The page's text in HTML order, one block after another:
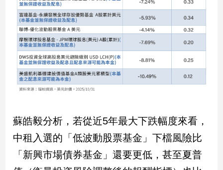
區
南
台
灣
觀
南
台
灣
點
蘇皓毅分析，若從近5年最大下跌幅度來看，
中租入選的「低波動股票基金」下檔風險比
「新興市場債券基金」還要更低，甚至夏普